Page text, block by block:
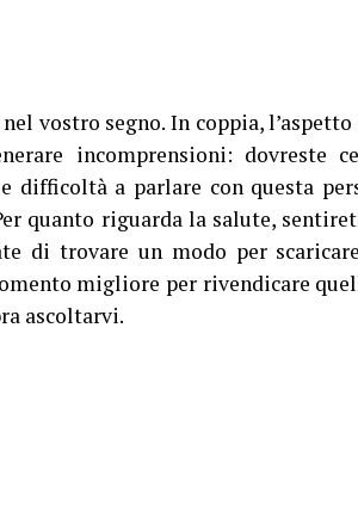
vostro segno. In coppia,
incomprensioni: dovreste
difficoltà a parlare con questa
quanto riguarda la salute,
di trovare un modo per
migliore per rivendicare
ascoltarvi.